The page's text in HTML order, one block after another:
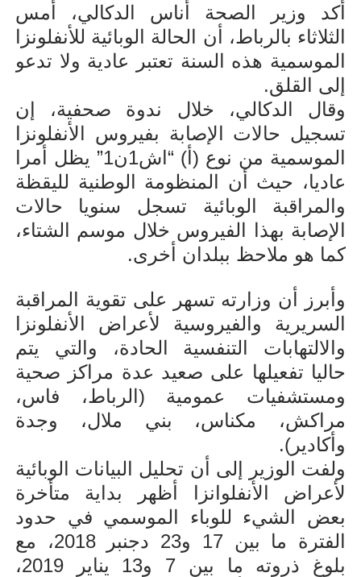
أكد وزير الصحة أناس الدكالي، أمس
الثلاثاء بالرباط، أن الحالة الوبائية للأنفلونزا
الموسمية هذه السنة تعتبر عادية ولا تدعو
إلى القلق.
وقال الدكالي، خلال ندوة صحفية، إن
تسجيل حالات الإصابة بفيروس الأنفلونزا
الموسمية من نوع (أ) “اش1ن1” يظل أمرا
عاديا، حيث أن المنظومة الوطنية لليقظة
والمراقبة الوبائية تسجل سنويا حالات
الإصابة بهذا الفيروس خلال موسم الشتاء،
كما هو ملاحظ ببلدان أخرى.
وأبرز أن وزارته تسهر على تقوية المراقبة
السريرية والفيروسية لأعراض الأنفلونزا
والالتهابات التنفسية الحادة، والتي يتم
حاليا تفعيلها على صعيد عدة مراكز صحية
ومستشفيات عمومية (الرباط، فاس،
مراكش، مكناس، بني ملال، وجدة
وأكادير).
ولفت الوزير إلى أن تحليل البيانات الوبائية
لأعراض الأنفلوانزا أظهر بداية متأخرة
بعض الشيء للوباء الموسمي في حدود
الفترة ما بين 17 و23 دجنبر 2018، مع
بلوغ ذروته ما بين 7 و13 يناير 2019،